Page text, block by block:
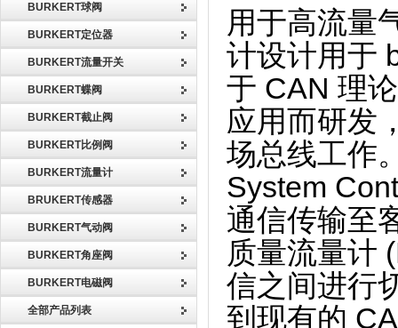
BURKERT球阀
BURKERT定位器
BURKERT流量开关
BURKERT蝶阀
BURKERT截止阀
BURKERT比例阀
BURKERT流量计
BRUKERT传感器
BURKERT气动阀
BURKERT角座阀
BURKERT电磁阀
全部产品列表
用于高流量
计设计用于
于 CAN 理
应用而研发
场总线工作
System
通信传输至
质量流量计
信之间进行
到现有的